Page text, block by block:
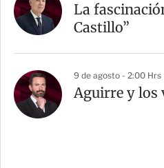
La
Castillo”
9 de agosto - 2:00 Hrs
Aguirre y los